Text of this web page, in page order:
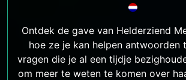
Ontdek de gave van Helderziend
hoe ze je kan helpen antwoorden
vragen die je al een tijdje
om meer te weten te komen over